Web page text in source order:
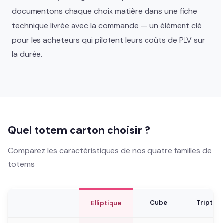
documentons chaque choix matière dans une fiche
technique livrée avec la commande — un élément clé
pour les acheteurs qui pilotent leurs coûts de PLV sur
la durée.
Quel totem carton choisir ?
Comparez les caractéristiques de nos quatre familles de
totems
Elliptique Cube